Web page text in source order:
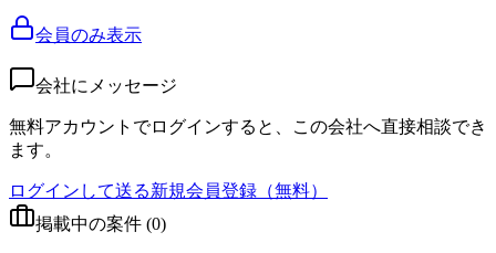
会員のみ表示
会社にメッセージ
無料アカウントでログインすると、この会社へ直接相談でき
ます。
ログインして送る新規会員登録（無料）
掲載中の案件 (0)